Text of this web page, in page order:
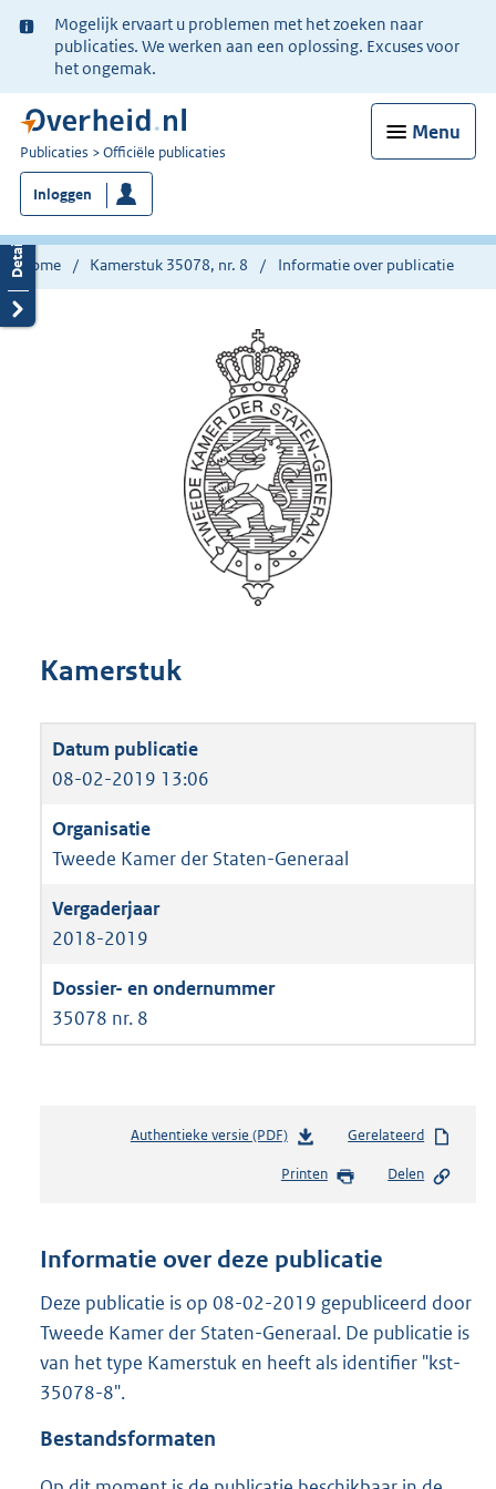
Ter
informatie:
Mogelijk ervaart u problemen met het zoeken naar
publicaties. We werken aan een oplossing. Excuses voor
het ongemak.
Menu
U
bent
nu
hier:
Publicaties Officiële publicaties
Inloggen
Home Kamerstuk 35078, nr. 8 Informatie over publicatie
Kamerstuk
08-02-2019 13:06
Tweede Kamer der Staten-Generaal
2018-2019
35078 nr. 8
Authentieke versie (PDF)b
s
n
s
r
o
:
Gerelateerd
Printen Delen
Informatie over deze publicatie
Deze publicatie is op 08-02-2019 gepubliceerd door
Tweede Kamer der Staten-Generaal. De publicatie is
van het type Kamerstuk en heeft als identifier "kst-
35078-8".
Bestandsformaten